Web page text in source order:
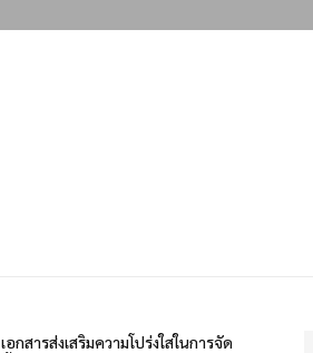
เอกสารส่งเสริมความโปร่งใสในการจัด